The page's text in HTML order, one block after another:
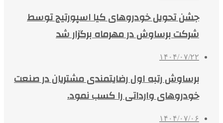
جشن تحویل خودروهای کیا اسپورتیج توسط
شرکت برساوش در مهرماه برگزار شد
۱۴۰۴/۰۷/۲۲
برساوش رتبه اول رضایتمندی مشتریان در صنعت
خودروهای وارداتی را کسب نمود.
۱۴۰۴/۰۷/۰۶